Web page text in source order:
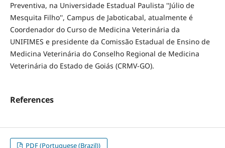
Preventiva, na Universidade Estadual Paulista ''Júlio de
Mesquita Filho'', Campus de Jaboticabal, atualmente é
Coordenador do Curso de Medicina Veterinária da
UNIFIMES e presidente da Comissão Estadual de Ensino de
Medicina Veterinária do Conselho Regional de Medicina
Veterinária do Estado de Goiás (CRMV-GO).
References
PDF (Portuguese (Brazil))